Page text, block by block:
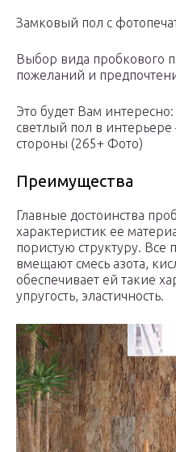
Замковый пол с
Выбор вида пробкового
пожеланий и
Это будет Вам
светлый пол в
стороны (265+ Фото)
Преимущества
Главные достоинства
характеристик ее
пористую структуру.
вмещают смесь азота,
обеспечивает ей такие
упругость, эластичность.